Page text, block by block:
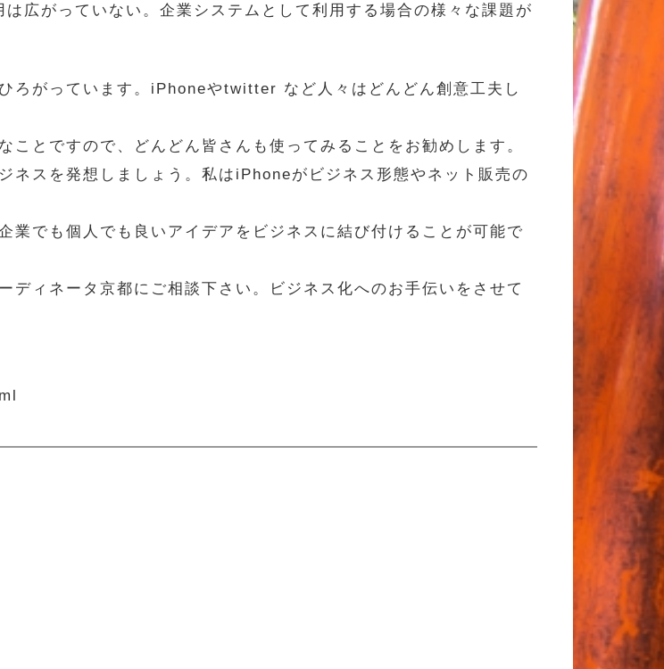
広がっていない。企業システムとして利用する場合の様々な課題が
ろがっています。iPhoneやtwitter など人々はどんどん創意工夫し
とですので、どんどん皆さんも使ってみることをお勧めします。
ネスを発想しましょう。私はiPhoneがビジネス形態やネット販売の
でも個人でも良いアイデアをビジネスに結び付けることが可能で
ィネータ京都にご相談下さい。ビジネス化へのお手伝いをさせて